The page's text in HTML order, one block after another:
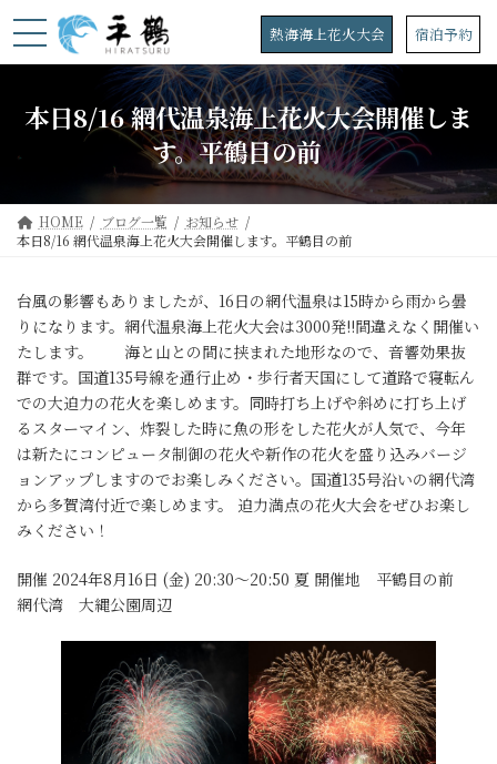
ン
プ
ビ
動
熱海海上花火大会 宿泊予約
本日8/16 網代温泉海上花火大会開催しま
す。平鶴目の前
HOME ブログ一覧
お知らせ
本日8/16 網代温泉海上花火大会開催します。平鶴目の前
台風の影響もありましたが、16日の網代温泉は15時から雨から曇
りになります。網代温泉海上花火大会は3000発!!間違えなく開催い
たします。 海と山との間に挟まれた地形なので、音響効果抜
群です。国道135号線を通行止め・歩行者天国にして道路で寝転ん
での大迫力の花火を楽しめます。同時打ち上げや斜めに打ち上げ
るスターマイン、炸裂した時に魚の形をした花火が人気で、今年
は新たにコンピュータ制御の花火や新作の花火を盛り込みバージ
ョンアップしますのでお楽しみください。国道135号沿いの網代湾
から多賀湾付近で楽しめます。 迫力満点の花火大会をぜひお楽し
みください！
開催 2024年8月16日 (金) 20:30～20:50 夏 開催地 平鶴目の前
網代湾 大縄公園周辺